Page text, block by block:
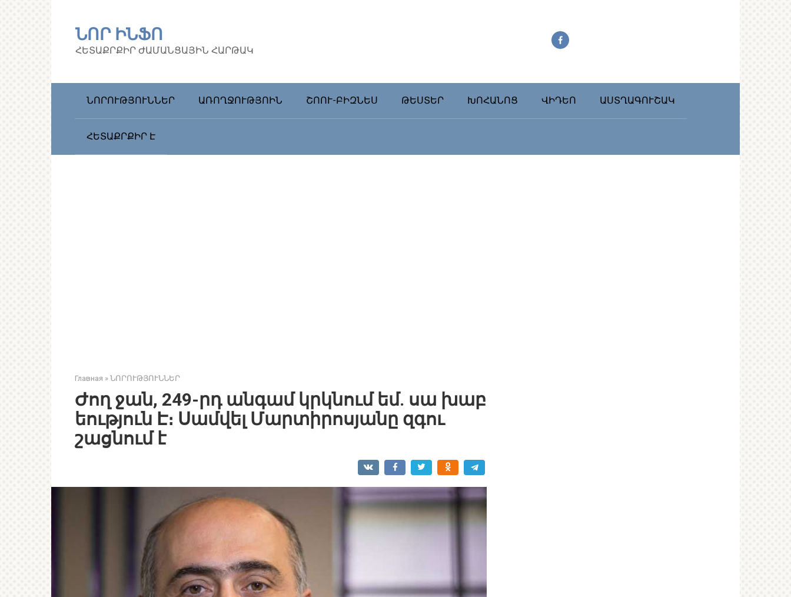
ՆՈՐ ԻՆՖՈ
ՀԵՏԱՔՐՔԻՐ ԺԱՄԱՆՑԱՅԻՆ ՀԱՐԹԱԿ
ՆՈՐՈՒԹՅՈՒՆՆԵՐ ԱՌՈՂՋՈՒԹՅՈԻՆ ՇՈՈՒ-ԲԻԶՆԵՍ ԹԵՍՏԵՐ ԽՈՀԱՆՈՑ ՎԻԴԵՈ ԱՍՏՂԱԳՈՒՇԱԿ
ՀԵՏԱՔՐՔԻՐ Է
Главная » ՆՈՐՈՒԹՅՈՒՆՆԵՐ
Ժող ջան, 249-րդ անգամ կրկնում եմ. սա խաբ
եություն Է։ Սամվել Մարտիրոսյանը զգու
շացնում է